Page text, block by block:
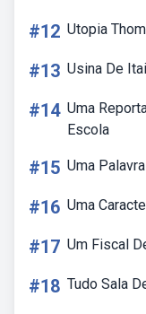
#12 Utopia
#13 Usina De
#14 Uma
Escola
#15 Uma
#16 Uma
#17 Um Fiscal
#18 Tudo Sala